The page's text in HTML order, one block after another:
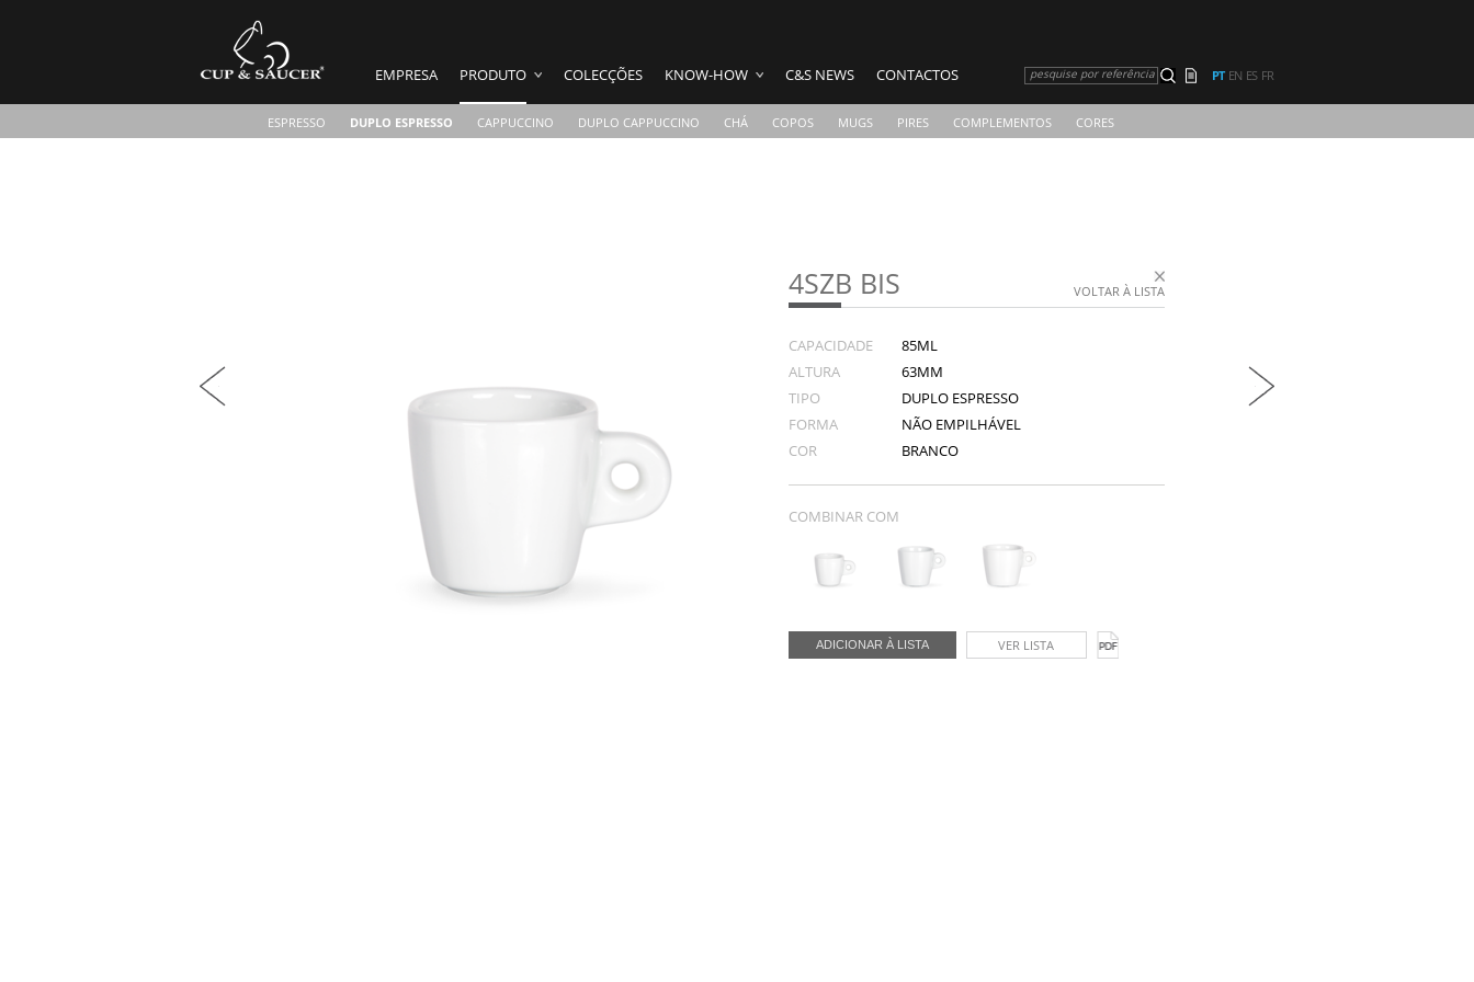
EMPRESA PRODUTO
ESPRESSO DUPLO ESPRESSO CAPPUCCINO DUPLO CAPPUCCINO CHÁ COPOS MUGS PIRES COMPLEMENTOS CORES
COLECÇÕES KNOW-HOW C&S NEWS CONTACTOS pesquise por referência PT EN ES FR
VOLTAR À LISTA
4SZB BIS
CAPACIDADE
85ML
ALTURA
63MM
TIPO
DUPLO ESPRESSO
FORMA
NÃO EMPILHÁVEL
COR
BRANCO
COMBINAR COM
VER LISTA